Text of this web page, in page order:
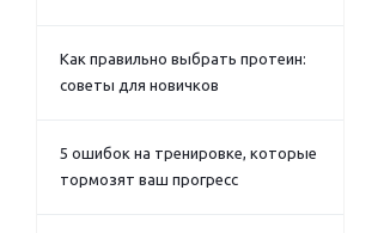
Как правильно выбрать протеин:
советы для новичков
5 ошибок на тренировке, которые
тормозят ваш прогресс